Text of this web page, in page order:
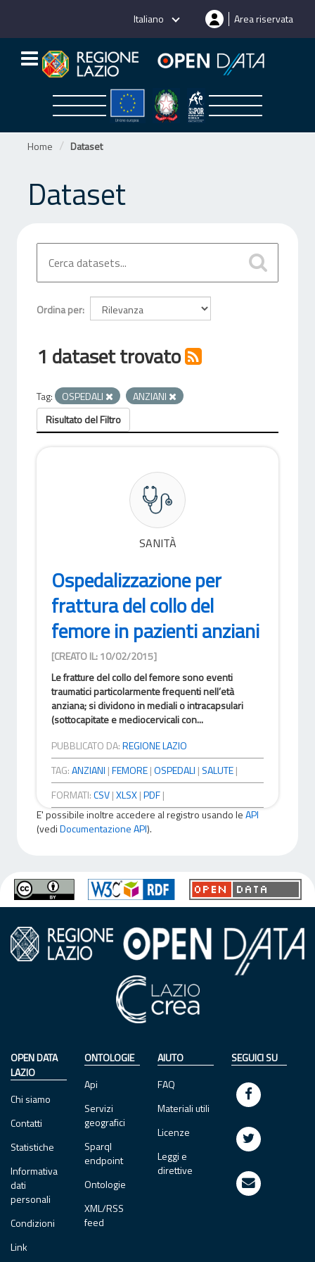
Italiano Area riservata
Home Dataset
Dataset
Ordina per
1 dataset trovato
Tag: OSPEDALI
ANZIANI
Risultato del Filtro
SANITÀ
Ospedalizzazione per
frattura del collo del
femore in pazienti anziani
[CREATO IL: 10/02/2015]
Le fratture del collo del femore sono eventi
traumatici particolarmente frequenti nell’età
anziana; si dividono in mediali o intracapsulari
(sottocapitate e mediocervicali con...
PUBBLICATO DA:REGIONE LAZIO
TAG:ANZIANI |FEMORE|OSPEDALI | SALUTE|
FORMATI:CSV|XLSX|PDF|
E' possibile inoltre accedere al registro usando leAPI
(vediDocumentazione API).
OPEN DATA
LAZIO
Chi siamo
Contatti
Statistiche
Informativa
dati
personali
Condizioni
Link
ONTOLOGIE
Api
Servizi
geografici
Sparql
endpoint
Ontologie
XML/RSS
feed
AIUTO
FAQ
Materiali utili
Licenze
Leggi e
direttive
SEGUICI SU